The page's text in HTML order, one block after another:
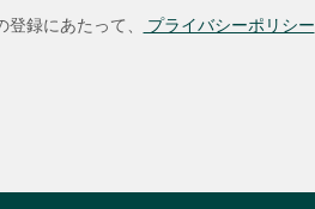
録にあたって、 プライバシーポリシー